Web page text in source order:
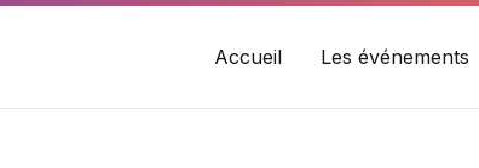
Accueil Les événements